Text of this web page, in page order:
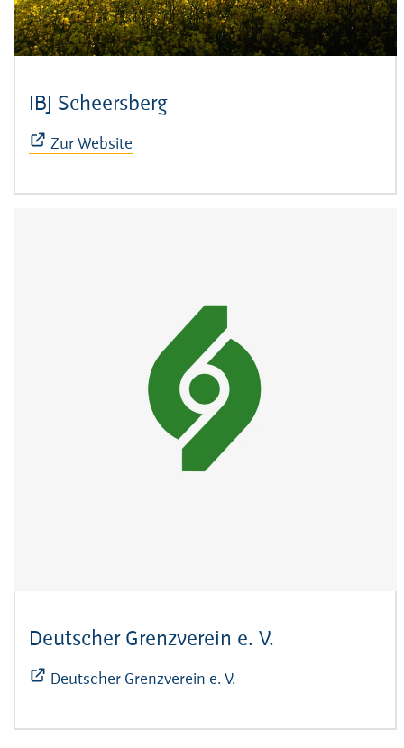
IBJ Scheersberg
Zur Website
Deutscher Grenzverein e. V.
Deutscher Grenzverein e. V.